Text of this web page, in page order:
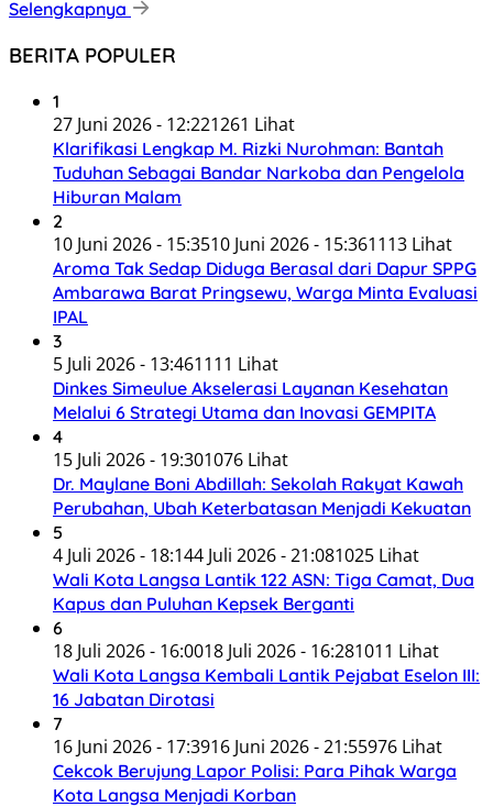
Selengkapnya
BERITA POPULER
1
27 Juni 2026 - 12:221261 Lihat
Klarifikasi Lengkap M. Rizki Nurohman: Bantah
Tuduhan Sebagai Bandar Narkoba dan Pengelola
Hiburan Malam
2
10 Juni 2026 - 15:3510 Juni 2026 - 15:361113 Lihat
Aroma Tak Sedap Diduga Berasal dari Dapur SPPG
Ambarawa Barat Pringsewu, Warga Minta Evaluasi
IPAL
3
5 Juli 2026 - 13:461111 Lihat
Dinkes Simeulue Akselerasi Layanan Kesehatan
Melalui 6 Strategi Utama dan Inovasi GEMPITA
4
15 Juli 2026 - 19:301076 Lihat
Dr. Maylane Boni Abdillah: Sekolah Rakyat Kawah
Perubahan, Ubah Keterbatasan Menjadi Kekuatan
5
4 Juli 2026 - 18:144 Juli 2026 - 21:081025 Lihat
Wali Kota Langsa Lantik 122 ASN: Tiga Camat, Dua
Kapus dan Puluhan Kepsek Berganti
6
18 Juli 2026 - 16:0018 Juli 2026 - 16:281011 Lihat
Wali Kota Langsa Kembali Lantik Pejabat Eselon III:
16 Jabatan Dirotasi
7
16 Juni 2026 - 17:3916 Juni 2026 - 21:55976 Lihat
Cekcok Berujung Lapor Polisi: Para Pihak Warga
Kota Langsa Menjadi Korban